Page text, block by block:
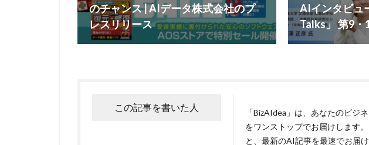
のチャンス | AIデータ株式会社のプ
レスリリース
AIインタビュ
Talks」 第9・
この記事を書いた人
「BizAIdea」は、あなたのビジ
をワンストップでお届けします
と、最新のAI記事を最速でお届け